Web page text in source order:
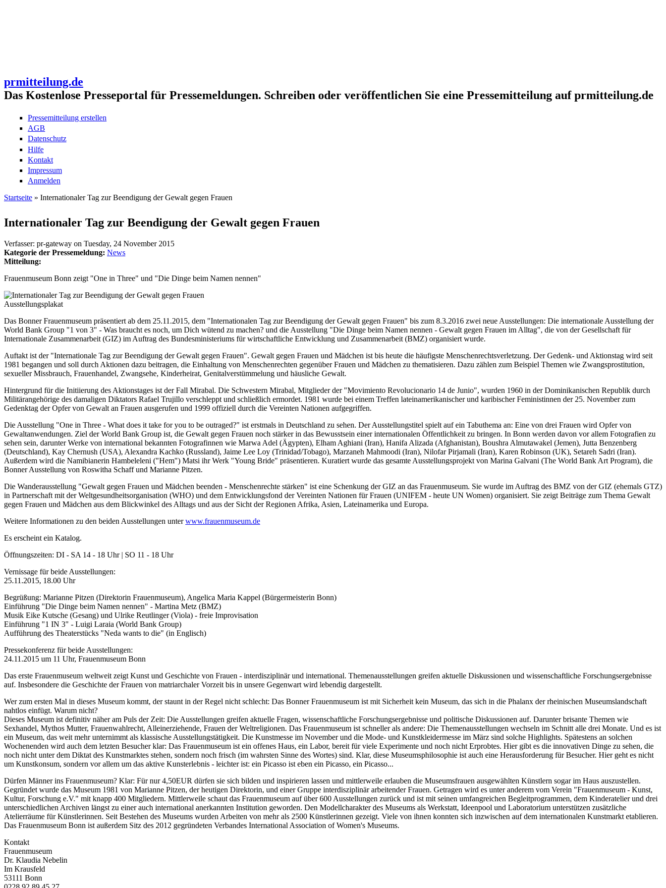
prmitteilung.de
Das Kostenlose Presseportal für Pressemeldungen. Schreiben oder veröffentlichen Sie eine Pressemitteilung auf prmitteilung.de
Pressemitteilung erstellen
AGB
Datenschutz
Hilfe
Kontakt
Impressum
Anmelden
Startseite » Internationaler Tag zur Beendigung der Gewalt gegen Frauen
Internationaler Tag zur Beendigung der Gewalt gegen Frauen
Verfasser: pr-gateway on Tuesday, 24 November 2015
Kategorie der Pressemeldung: News
Mitteilung:
Frauenmuseum Bonn zeigt "One in Three" und "Die Dinge beim Namen nennen"
Ausstellungsplakat
Das Bonner Frauenmuseum präsentiert ab dem 25.11.2015, dem "Internationalen Tag zur Beendigung der Gewalt gegen Frauen" bis zum 8.3.2016 zwei neue Ausstellungen: Die internationale Ausstellung der
World Bank Group "1 von 3" - Was braucht es noch, um Dich wütend zu machen? und die Ausstellung "Die Dinge beim Namen nennen - Gewalt gegen Frauen im Alltag", die von der Gesellschaft für
Internationale Zusammenarbeit (GIZ) im Auftrag des Bundesministeriums für wirtschaftliche Entwicklung und Zusammenarbeit (BMZ) organisiert wurde.
Auftakt ist der "Internationale Tag zur Beendigung der Gewalt gegen Frauen". Gewalt gegen Frauen und Mädchen ist bis heute die häufigste Menschenrechtsverletzung. Der Gedenk- und Aktionstag wird seit
1981 begangen und soll durch Aktionen dazu beitragen, die Einhaltung von Menschenrechten gegenüber Frauen und Mädchen zu thematisieren. Dazu zählen zum Beispiel Themen wie Zwangsprostitution,
sexueller Missbrauch, Frauenhandel, Zwangsehe, Kinderheirat, Genitalverstümmelung und häusliche Gewalt.
Hintergrund für die Initiierung des Aktionstages ist der Fall Mirabal. Die Schwestern Mirabal, Mitglieder der "Movimiento Revolucionario 14 de Junio", wurden 1960 in der Dominikanischen Republik durch
Militärangehörige des damaligen Diktators Rafael Trujillo verschleppt und schließlich ermordet. 1981 wurde bei einem Treffen lateinamerikanischer und karibischer Feministinnen der 25. November zum
Gedenktag der Opfer von Gewalt an Frauen ausgerufen und 1999 offiziell durch die Vereinten Nationen aufgegriffen.
Die Ausstellung "One in Three - What does it take for you to be outraged?" ist erstmals in Deutschland zu sehen. Der Ausstellungstitel spielt auf ein Tabuthema an: Eine von drei Frauen wird Opfer von
Gewaltanwendungen. Ziel der World Bank Group ist, die Gewalt gegen Frauen noch stärker in das Bewusstsein einer internationalen Öffentlichkeit zu bringen. In Bonn werden davon vor allem Fotografien zu
sehen sein, darunter Werke von international bekannten Fotografinnen wie Marwa Adel (Ägypten), Elham Aghiani (Iran), Hanifa Alizada (Afghanistan), Boushra Almutawakel (Jemen), Jutta Benzenberg
(Deutschland), Kay Chernush (USA), Alexandra Kachko (Russland), Jaime Lee Loy (Trinidad/Tobago), Marzaneh Mahmoodi (Iran), Nilofar Pirjamali (Iran), Karen Robinson (UK), Setareh Sadri (Iran).
Außerdem wird die Namibianerin Hambeleleni ("Hem") Matsi ihr Werk "Young Bride" präsentieren. Kuratiert wurde das gesamte Ausstellungsprojekt von Marina Galvani (The World Bank Art Program), die
Bonner Ausstellung von Roswitha Schaff und Marianne Pitzen.
Die Wanderausstellung "Gewalt gegen Frauen und Mädchen beenden - Menschenrechte stärken" ist eine Schenkung der GIZ an das Frauenmuseum. Sie wurde im Auftrag des BMZ von der GIZ (ehemals GTZ)
in Partnerschaft mit der Weltgesundheitsorganisation (WHO) und dem Entwicklungsfond der Vereinten Nationen für Frauen (UNIFEM - heute UN Women) organisiert. Sie zeigt Beiträge zum Thema Gewalt
gegen Frauen und Mädchen aus dem Blickwinkel des Alltags und aus der Sicht der Regionen Afrika, Asien, Lateinamerika und Europa.
Weitere Informationen zu den beiden Ausstellungen unterwww.frauenmuseum.de
Es erscheint ein Katalog.
Öffnungszeiten: DI - SA 14 - 18 Uhr | SO 11 - 18 Uhr
Vernissage für beide Ausstellungen:
25.11.2015, 18.00 Uhr
Begrüßung: Marianne Pitzen (Direktorin Frauenmuseum), Angelica Maria Kappel (Bürgermeisterin Bonn)
Einführung "Die Dinge beim Namen nennen" - Martina Metz (BMZ)
Musik Eike Kutsche (Gesang) und Ulrike Reutlinger (Viola) - freie Improvisation
Einführung "1 IN 3" - Luigi Laraia (World Bank Group)
Aufführung des Theaterstücks "Neda wants to die" (in Englisch)
Pressekonferenz für beide Ausstellungen:
24.11.2015 um 11 Uhr, Frauenmuseum Bonn
Das erste Frauenmuseum weltweit zeigt Kunst und Geschichte von Frauen - interdisziplinär und international. Themenausstellungen greifen aktuelle Diskussionen und wissenschaftliche Forschungsergebnisse
auf. Insbesondere die Geschichte der Frauen von matriarchaler Vorzeit bis in unsere Gegenwart wird lebendig dargestellt.
Wer zum ersten Mal in dieses Museum kommt, der staunt in der Regel nicht schlecht: Das Bonner Frauenmuseum ist mit Sicherheit kein Museum, das sich in die Phalanx der rheinischen Museumslandschaft
nahtlos einfügt. Warum nicht?
Dieses Museum ist definitiv näher am Puls der Zeit: Die Ausstellungen greifen aktuelle Fragen, wissenschaftliche Forschungsergebnisse und politische Diskussionen auf. Darunter brisante Themen wie
Sexhandel, Mythos Mutter, Frauenwahlrecht, Alleinerziehende, Frauen der Weltreligionen. Das Frauenmuseum ist schneller als andere: Die Themenausstellungen wechseln im Schnitt alle drei Monate. Und es ist
ein Museum, das weit mehr unternimmt als klassische Ausstellungstätigkeit. Die Kunstmesse im November und die Mode- und Kunstkleidermesse im März sind solche Highlights. Spätestens an solchen
Wochenenden wird auch dem letzten Besucher klar: Das Frauenmuseum ist ein offenes Haus, ein Labor, bereit für viele Experimente und noch nicht Erprobtes. Hier gibt es die innovativen Dinge zu sehen, die
noch nicht unter dem Diktat des Kunstmarktes stehen, sondern noch frisch (im wahrsten Sinne des Wortes) sind. Klar, diese Museumsphilosophie ist auch eine Herausforderung für Besucher. Hier geht es nicht
um Kunstkonsum, sondern vor allem um das aktive Kunsterlebnis - leichter ist: ein Picasso ist eben ein Picasso, ein Picasso...
Dürfen Männer ins Frauenmuseum? Klar: Für nur 4,50EUR dürfen sie sich bilden und inspirieren lassen und mittlerweile erlauben die Museumsfrauen ausgewählten Künstlern sogar im Haus auszustellen.
Gegründet wurde das Museum 1981 von Marianne Pitzen, der heutigen Direktorin, und einer Gruppe interdisziplinär arbeitender Frauen. Getragen wird es unter anderem vom Verein "Frauenmuseum - Kunst,
Kultur, Forschung e.V." mit knapp 400 Mitgliedern. Mittlerweile schaut das Frauenmuseum auf über 600 Ausstellungen zurück und ist mit seinen umfangreichen Begleitprogrammen, dem Kinderatelier und drei
unterschiedlichen Archiven längst zu einer auch international anerkannten Institution geworden. Den Modellcharakter des Museums als Werkstatt, Ideenpool und Laboratorium unterstützen zusätzliche
Atelierräume für Künstlerinnen. Seit Bestehen des Museums wurden Arbeiten von mehr als 2500 Künstlerinnen gezeigt. Viele von ihnen konnten sich inzwischen auf dem internationalen Kunstmarkt etablieren.
Das Frauenmuseum Bonn ist außerdem Sitz des 2012 gegründeten Verbandes International Association of Women's Museums.
Kontakt
Frauenmuseum
Dr. Klaudia Nebelin
Im Krausfeld
53111 Bonn